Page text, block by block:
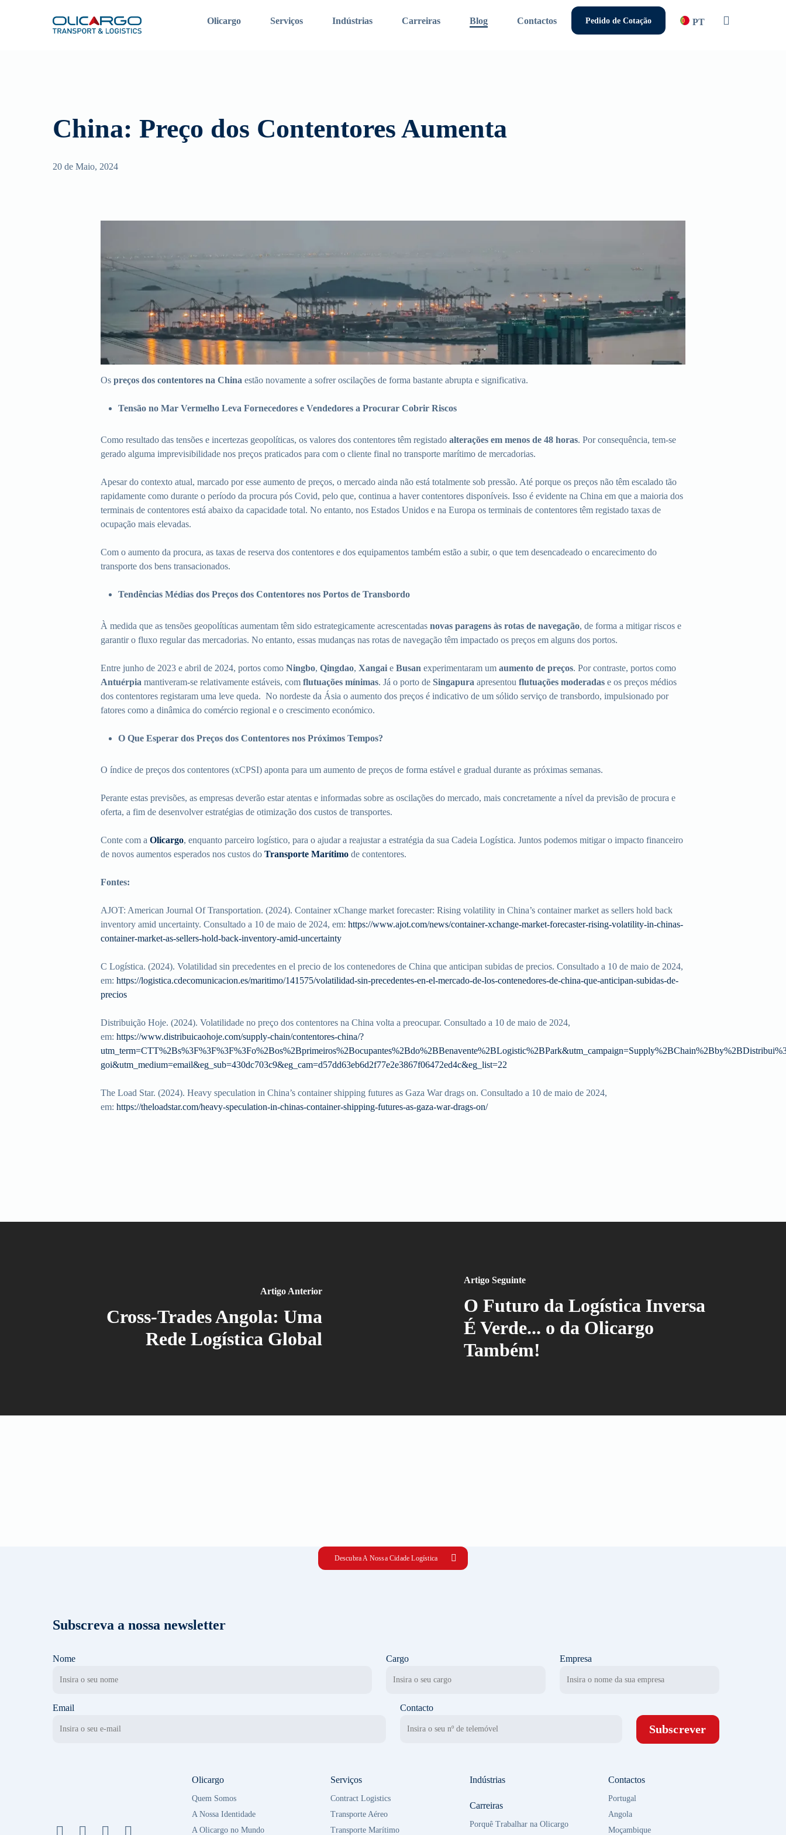
Olicargo Serviços Indústrias Carreiras Blog Contactos Pedido de Cotação PT
China: Preço dos Contentores Aumenta
20 de Maio, 2024
Os preços dos contentores na China estão novamente a sofrer oscilações de forma bastante abrupta e significativa.
Tensão no Mar Vermelho Leva Fornecedores e Vendedores a Procurar Cobrir Riscos
Como resultado das tensões e incertezas geopolíticas, os valores dos contentores têm registado alterações em menos de 48 horas. Por consequência, tem-se
gerado alguma imprevisibilidade nos preços praticados para com o cliente final no transporte marítimo de mercadorias.
Apesar do contexto atual, marcado por esse aumento de preços, o mercado ainda não está totalmente sob pressão. Até porque os preços não têm escalado tão
rapidamente como durante o período da procura pós Covid, pelo que, continua a haver contentores disponíveis. Isso é evidente na China em que a maioria dos
terminais de contentores está abaixo da capacidade total. No entanto, nos Estados Unidos e na Europa os terminais de contentores têm registado taxas de
ocupação mais elevadas.
Com o aumento da procura, as taxas de reserva dos contentores e dos equipamentos também estão a subir, o que tem desencadeado o encarecimento do
transporte dos bens transacionados.
Tendências Médias dos Preços dos Contentores nos Portos de Transbordo
À medida que as tensões geopolíticas aumentam têm sido estrategicamente acrescentadas novas paragens às rotas de navegação, de forma a mitigar riscos e
garantir o fluxo regular das mercadorias. No entanto, essas mudanças nas rotas de navegação têm impactado os preços em alguns dos portos.
Entre junho de 2023 e abril de 2024, portos como Ningbo, Qingdao, Xangai e Busan experimentaram um aumento de preços. Por contraste, portos como
Antuérpia mantiveram-se relativamente estáveis, com flutuações mínimas. Já o porto de Singapura apresentou flutuações moderadas e os preços médios
dos contentores registaram uma leve queda. No nordeste da Ásia o aumento dos preços é indicativo de um sólido serviço de transbordo, impulsionado por
fatores como a dinâmica do comércio regional e o crescimento económico.
O Que Esperar dos Preços dos Contentores nos Próximos Tempos?
O índice de preços dos contentores (xCPSI) aponta para um aumento de preços de forma estável e gradual durante as próximas semanas.
Perante estas previsões, as empresas deverão estar atentas e informadas sobre as oscilações do mercado, mais concretamente a nível da previsão de procura e
oferta, a fim de desenvolver estratégias de otimização dos custos de transportes.
Conte com a Olicargo, enquanto parceiro logístico, para o ajudar a reajustar a estratégia da sua Cadeia Logística. Juntos podemos mitigar o impacto financeiro
de novos aumentos esperados nos custos do Transporte Marítimo de contentores.
Fontes:
AJOT: American Journal Of Transportation. (2024). Container xChange market forecaster: Rising volatility in China’s container market as sellers hold back
inventory amid uncertainty. Consultado a 10 de maio de 2024, em: https://www.ajot.com/news/container-xchange-market-forecaster-rising-volatility-in-chinas-
container-market-as-sellers-hold-back-inventory-amid-uncertainty
C Logística. (2024). Volatilidad sin precedentes en el precio de los contenedores de China que anticipan subidas de precios. Consultado a 10 de maio de 2024,
em: https://logistica.cdecomunicacion.es/maritimo/141575/volatilidad-sin-precedentes-en-el-mercado-de-los-contenedores-de-china-que-anticipan-subidas-de-
precios
Distribuição Hoje. (2024). Volatilidade no preço dos contentores na China volta a preocupar. Consultado a 10 de maio de 2024,
em: https://www.distribuicaohoje.com/supply-chain/contentores-china/?
goi&utm_medium=email&eg_sub=430dc703c9&eg_cam=d57dd63eb6d2f77e2e3867f06472ed4c&eg_list=22
The Load Star. (2024). Heavy speculation in China’s container shipping futures as Gaza War drags on. Consultado a 10 de maio de 2024,
em: https://theloadstar.com/heavy-speculation-in-chinas-container-shipping-futures-as-gaza-war-drags-on/
Artigo Anterior
Cross-Trades Angola: Uma
Rede Logística Global
Artigo Seguinte
O Futuro da Logística Inversa
É Verde... o da Olicargo
Também!
Descubra A Nossa Cidade Logística
Subscreva a nossa newsletter
Nome Cargo Empresa
Email Contacto
Subscrever
Olicargo
Quem Somos
A Nossa Identidade
A Olicargo no Mundo
Serviços
Contract Logistics
Transporte Aéreo
Transporte Marítimo
Indústrias
Carreiras
Porquê Trabalhar na Olicargo
Contactos
Portugal
Angola
Moçambique